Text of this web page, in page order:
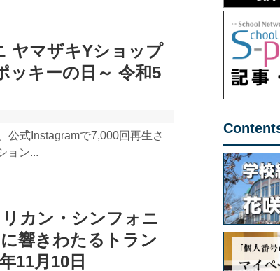
ヤマザキYショップ
キーの日～ 令和5
公式Instagramで7,000回再生さ
ョン...
カン・シンフォニ
響きわたるトラン
11月10日